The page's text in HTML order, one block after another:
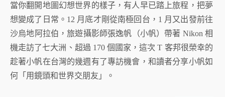
當你翻開地圖幻想世界的樣子，有人早已踏上旅程，把夢
想變成了日常。12 月底才剛從南極回台，1 月又出發前往
沙烏地阿拉伯，旅遊攝影師張逸帆（小帆）帶著 Nikon 相
機走訪了七大洲、超過 170 個國家，這次 T 客邦很榮幸的
趁著小帆在台灣的幾週有了專訪機會，和讀者分享小帆如
何「用鏡頭和世界交朋友」。